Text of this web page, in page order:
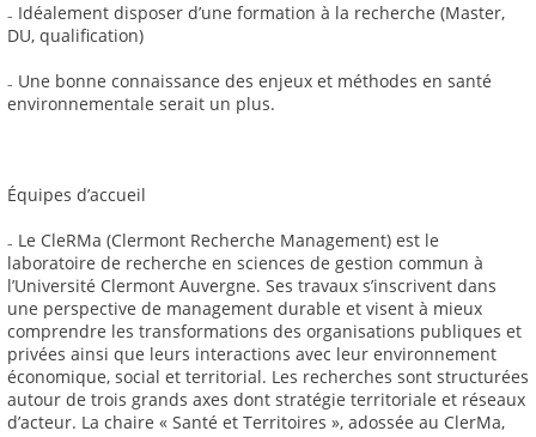
₋ Idéalement disposer d’une formation à la recherche (Master,
DU, qualification)
₋ Une bonne connaissance des enjeux et méthodes en santé
environnementale serait un plus.
Équipes d’accueil
₋ Le CleRMa (Clermont Recherche Management) est le
laboratoire de recherche en sciences de gestion commun à
l’Université Clermont Auvergne. Ses travaux s’inscrivent dans
une perspective de management durable et visent à mieux
comprendre les transformations des organisations publiques et
privées ainsi que leurs interactions avec leur environnement
économique, social et territorial. Les recherches sont structurées
autour de trois grands axes dont stratégie territoriale et réseaux
d’acteur. La chaire « Santé et Territoires », adossée au ClerMa,